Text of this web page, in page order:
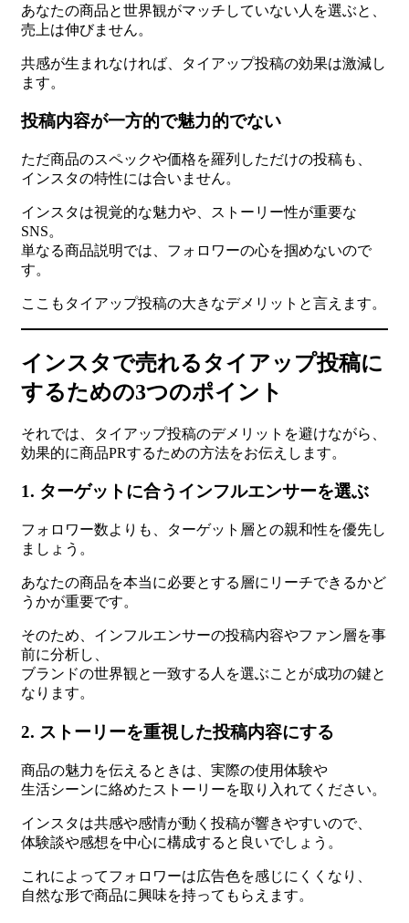
あなたの商品と世界観がマッチしていない人を選ぶと、
売上は伸びません。
共感が生まれなければ、タイアップ投稿の効果は激減し
ます。
投稿内容が一方的で魅力的でない
ただ商品のスペックや価格を羅列しただけの投稿も、
インスタの特性には合いません。
インスタは視覚的な魅力や、ストーリー性が重要な
SNS。
単なる商品説明では、フォロワーの心を掴めないので
す。
ここもタイアップ投稿の大きなデメリットと言えます。
インスタで売れるタイアップ投稿に
するための3つのポイント
それでは、タイアップ投稿のデメリットを避けながら、
効果的に商品PRするための方法をお伝えします。
1. ターゲットに合うインフルエンサーを選ぶ
フォロワー数よりも、ターゲット層との親和性を優先し
ましょう。
あなたの商品を本当に必要とする層にリーチできるかど
うかが重要です。
そのため、インフルエンサーの投稿内容やファン層を事
前に分析し、
ブランドの世界観と一致する人を選ぶことが成功の鍵と
なります。
2. ストーリーを重視した投稿内容にする
商品の魅力を伝えるときは、実際の使用体験や
生活シーンに絡めたストーリーを取り入れてください。
インスタは共感や感情が動く投稿が響きやすいので、
体験談や感想を中心に構成すると良いでしょう。
これによってフォロワーは広告色を感じにくくなり、
自然な形で商品に興味を持ってもらえます。